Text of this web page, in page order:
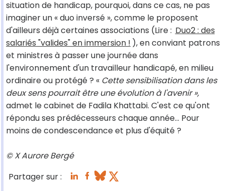
situation de handicap, pourquoi, dans ce cas, ne pas
imaginer un « duo inversé », comme le proposent
d'ailleurs déjà certaines associations (Lire : Duo2 : des
salariés "valides" en immersion ! ), en conviant patrons
et ministres à passer une journée dans
l'environnement d'un travailleur handicapé, en milieu
ordinaire ou protégé ? « Cette sensibilisation dans les
deux sens pourrait être une évolution à l'avenir »,
admet le cabinet de Fadila Khattabi. C'est ce qu'ont
répondu ses prédécesseurs chaque année… Pour
moins de condescendance et plus d'équité ?
© X Aurore Bergé
Partager sur :